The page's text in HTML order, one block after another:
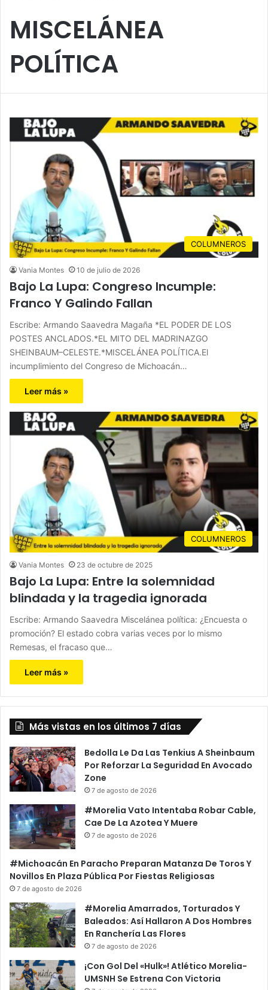
MISCELÁNEA
POLÍTICA
COLUMNEROS
Vania Montes 10 de julio de 2026
Bajo La Lupa: Congreso Incumple:
Franco Y Galindo Fallan
Escribe: Armando Saavedra Magaña *EL PODER DE LOS
POSTES ANCLADOS.*EL MITO DEL MADRINAZGO
SHEINBAUM–CELESTE.*MISCELÁNEA POLÍTICA.El
incumplimiento del Congreso de Michoacán…
Leer más »
COLUMNEROS
Vania Montes 23 de octubre de 2025
Bajo La Lupa: Entre la solemnidad
blindada y la tragedia ignorada
Escribe: Armando Saavedra Miscelánea política: ¿Encuesta o
promoción? El estado cobra varias veces por lo mismo
Remesas, el fracaso que…
Leer más »
Más vistas en los últimos 7 días
Bedolla Le Da Las Tenkius A Sheinbaum
Por Reforzar La Seguridad En Avocado
Zone
7 de agosto de 2026
#Morelia Vato Intentaba Robar Cable,
Cae De La Azotea Y Muere
7 de agosto de 2026
#Michoacán En Paracho Preparan Matanza De Toros Y
Novillos En Plaza Pública Por Fiestas Religiosas
7 de agosto de 2026
#Morelia Amarrados, Torturados Y
Baleados: Así Hallaron A Dos Hombres
En Ranchería Las Flores
7 de agosto de 2026
¡Con Gol Del «Hulk»! Atlético Morelia-
UMSNH Se Estrena Con Victoria